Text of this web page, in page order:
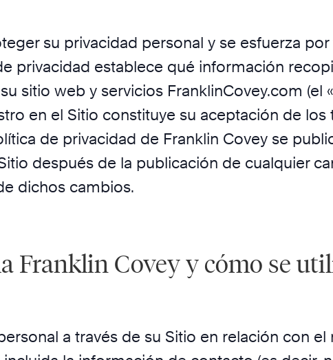
su privacidad personal y se esfuerza
privacidad establece qué información
sitio web y servicios FranklinCovey.com (el
en el Sitio constituye su aceptación de
de privacidad de Franklin Covey se
después de la publicación de cualquier
dichos cambios.
Franklin Covey y cómo se
a través de su Sitio en relación con